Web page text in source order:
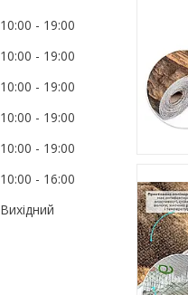
10:00
19:00
10:00
19:00
10:00
19:00
10:00
19:00
10:00
19:00
10:00
16:00
Вихідний